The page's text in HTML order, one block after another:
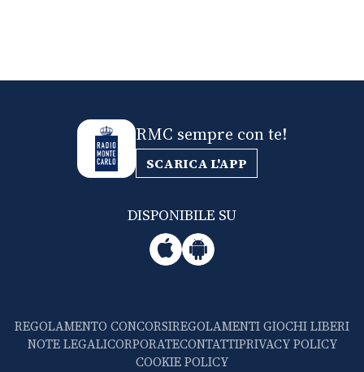
RMC sempre con te!
SCARICA L'APP
DISPONIBILE SU
REGOLAMENTO CONCORSIREGOLAMENTI GIOCHI LIBERI
NOTE LEGALICORPORATECONTATTIPRIVACY POLICY
COOKIE POLICY